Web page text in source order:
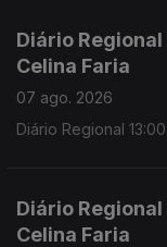
Diário
Celina Faria
07 ago. 2026
Diário Regional
Diário
Celina Faria